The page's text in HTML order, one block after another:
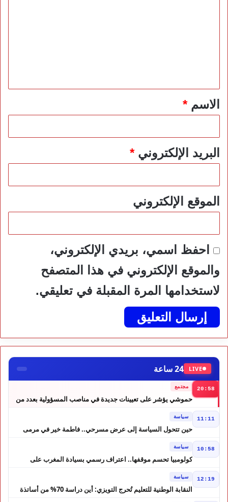
*الاسم*
البريد الإلكتروني*
الموقع الإلكتروني
احفظ اسمي، بريدي الإلكتروني،
والموقع الإلكتروني في هذا المتصفح
لاستخدامها المرة المقبلة في تعليقي.
LIVE 24 ساعة
20:58 مجتمع
حموشي يؤشر على تعيينات جديدة في مناصب المسؤولية بعدد من
11:11 سياسة
حين تتحول السياسة إلى عرض مسرحي.. فاطمة خير في مرمى
10:58 سياسة
كولومبيا تحسم موقفها.. اعتراف رسمي بسيادة المغرب على
12:19 سياسة
النقابة الوطنية للتعليم تُحرج التويزي: أين دراسة 70% من أساتذة